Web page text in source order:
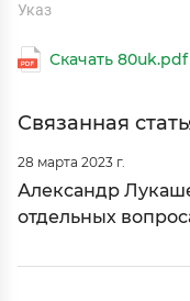
Указ
Скачать 80uk.pdf
Связанная
28 марта 2023 г.
Александр
отдельных